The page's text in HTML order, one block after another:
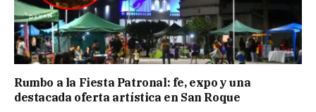
Rumbo a la Fiesta Patronal: fe, expo y una
destacada oferta artística en San Roque